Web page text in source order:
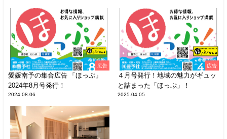
広告
愛媛南予の集合広告 「ほっぷ」
2024年8月号発行！
2024.08.06
広告
４月号発行！地域の魅力がギュッ
と詰まった「ほっぷ」！
2025.04.05